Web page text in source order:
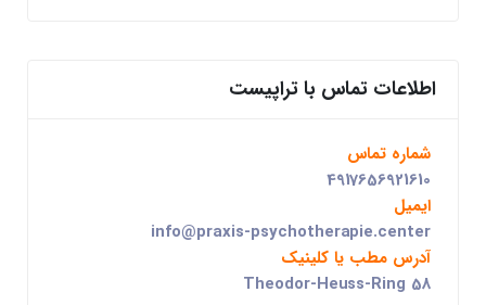
اطلاعات تماس با تراپیست
شماره تماس
4917656921610
ایمیل
info@praxis-psychotherapie.center
آدرس مطب یا کلینیک
Theodor-Heuss-Ring 58